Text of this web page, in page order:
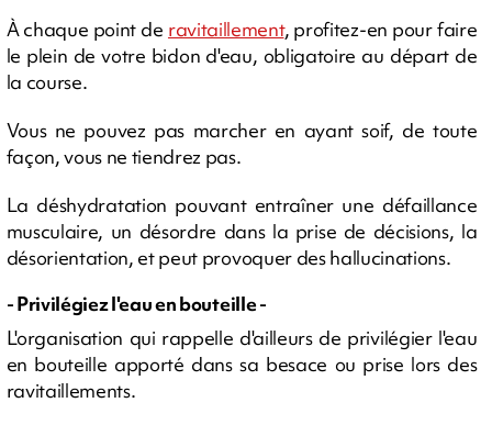
À chaque point de ravitaillement, profitez-en pour faire
le plein de votre bidon d'eau, obligatoire au départ de
la course.
Vous ne pouvez pas marcher en ayant soif, de toute
façon, vous ne tiendrez pas.
La déshydratation pouvant entraîner une défaillance
musculaire, un désordre dans la prise de décisions, la
désorientation, et peut provoquer des hallucinations.
- Privilégiez l'eau en bouteille -
L'organisation qui rappelle d'ailleurs de privilégier l'eau
en bouteille apporté dans sa besace ou prise lors des
ravitaillements.